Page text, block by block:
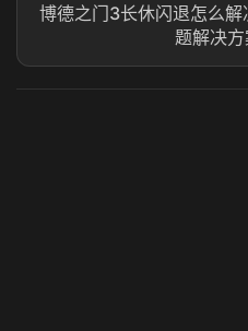
博德之门3长休闪退怎么
题解决